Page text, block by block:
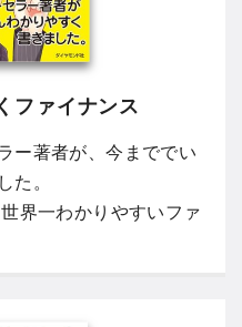
ファイナンス
ー著者が、今まででい
。
界一わかりやすいファ